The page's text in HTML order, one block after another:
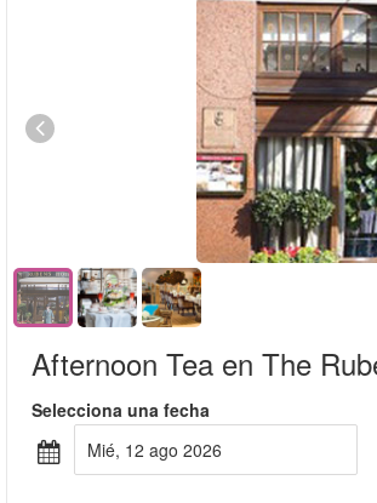
Afternoon Tea en The
Selecciona una fecha
mié, 12 ago 2026